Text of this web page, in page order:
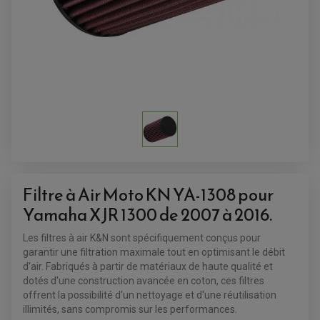
ACCESSOIRES QUAD
ACCESSOIRES ANODISES POUR QUAD
BOUCHON DE RÉSERVOIR QUAD
GUIDON QUAD
KIT DÉCO QUAD / SSV
KIT POIGNÉE DE GAZ QUAD
POIGNÉE QUAD
PROTÈGE-MAINS
PONTETS / REHAUSSES DE GUIDON
Filtre à Air Moto KN YA-1308 pour
Yamaha XJR 1300 de 2007 à 2016.
Les filtres à air K&N sont spécifiquement conçus pour
garantir une filtration maximale tout en optimisant le débit
d'air. Fabriqués à partir de matériaux de haute qualité et
dotés d'une construction avancée en coton, ces filtres
offrent la possibilité d'un nettoyage et d'une réutilisation
illimités, sans compromis sur les performances.